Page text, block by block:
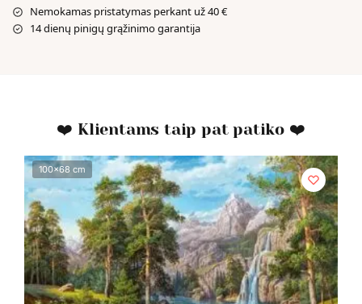
Nemokamas pristatymas perkant už 40 €
14 dienų pinigų grąžinimo garantija
❤️ Klientams taip pat patiko ❤️
100x68 cm